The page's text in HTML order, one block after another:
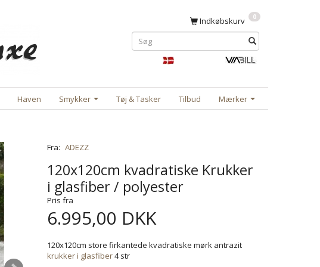
Indkøbskurv 0
Haven Smykker Tøj & Tasker Tilbud Mærker
Fra: ADEZZ
120x120cm kvadratiske Krukker
i glasfiber / polyester
Pris fra
6.995,00 DKK
120x120cm store firkantede kvadratiske mørk antrazit
krukker i glasfiber4 str